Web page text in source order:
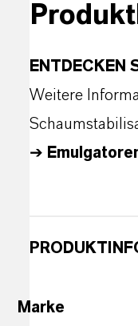
ENTDECKEN
Weitere
➔
Marke